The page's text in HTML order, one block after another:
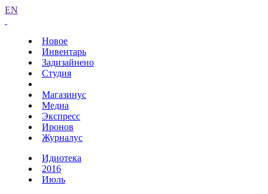
EN
Новое
Инвентарь
Задизайнено
Студия
Магазинус
Медиа
Экспресс
Иронов
Журналус
Идиотека
2016
Июль